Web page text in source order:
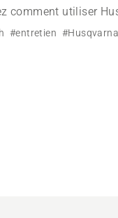
comment utiliser
rappels et
#entretien